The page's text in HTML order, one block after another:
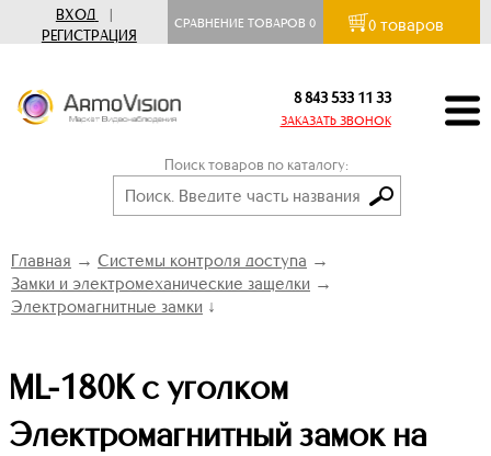
ВХОД
|
РЕГИСТРАЦИЯ
СРАВНЕНИЕ ТОВАРОВ0 0 товаров
8 843 533 11 33
ЗАКАЗАТЬ ЗВОНОК
Поиск товаров по каталогу:
Главная → Системы контроля доступа →
Замки и электромеханические защелки →
Электромагнитные замки ↓
ML-180K c уголком
Электромагнитный замок на